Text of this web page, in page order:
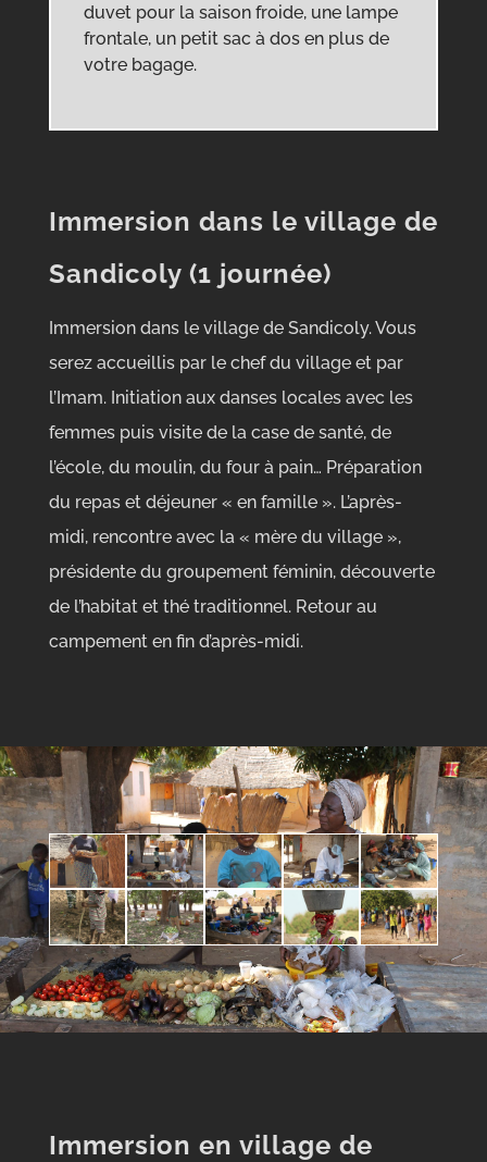
duvet pour la saison froide, une lampe
frontale, un petit sac à dos en plus de
votre bagage.
Immersion dans le village de
Sandicoly (1 journée)
Immersion dans le village de Sandicoly. Vous
serez accueillis par le chef du village et par
l’Imam. Initiation aux danses locales avec les
femmes puis visite de la case de santé, de
l’école, du moulin, du four à pain… Préparation
du repas et déjeuner « en famille ». L’après-
midi, rencontre avec la « mère du village »,
présidente du groupement féminin, découverte
de l’habitat et thé traditionnel. Retour au
campement en fin d’après-midi.
Immersion en village de